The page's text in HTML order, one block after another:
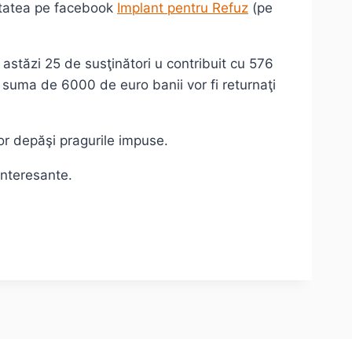
pe facebook Implant pentru Refuz (pe
astăzi 25 de susţinători u contribuit cu 576
de 6000 de euro banii vor fi returnaţi
depăşi pragurile impuse.